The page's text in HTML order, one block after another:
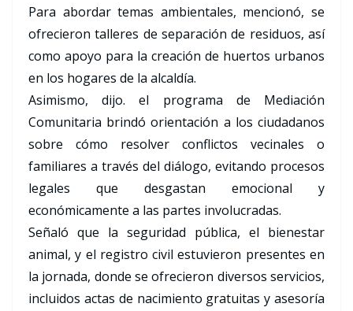
Para abordar temas ambientales, mencionó, se
ofrecieron talleres de separación de residuos, así
como apoyo para la creación de huertos urbanos
en los hogares de la alcaldía.
Asimismo, dijo. el programa de Mediación
Comunitaria brindó orientación a los ciudadanos
sobre cómo resolver conflictos vecinales o
familiares a través del diálogo, evitando procesos
legales que desgastan emocional y
económicamente a las partes involucradas.
Señaló que la seguridad pública, el bienestar
animal, y el registro civil estuvieron presentes en
la jornada, donde se ofrecieron diversos servicios,
incluidos actas de nacimiento gratuitas y asesoría